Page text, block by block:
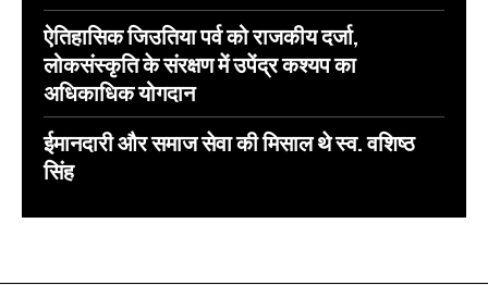
ऐतिहासिक जिउतिया पर्व को राजकीय दर्जा,
लोकसंस्कृति के संरक्षण में उपेंद्र कश्यप का
अधिकाधिक योगदान
ईमानदारी और समाज सेवा की मिसाल थे स्व. वशिष्ठ
सिंह